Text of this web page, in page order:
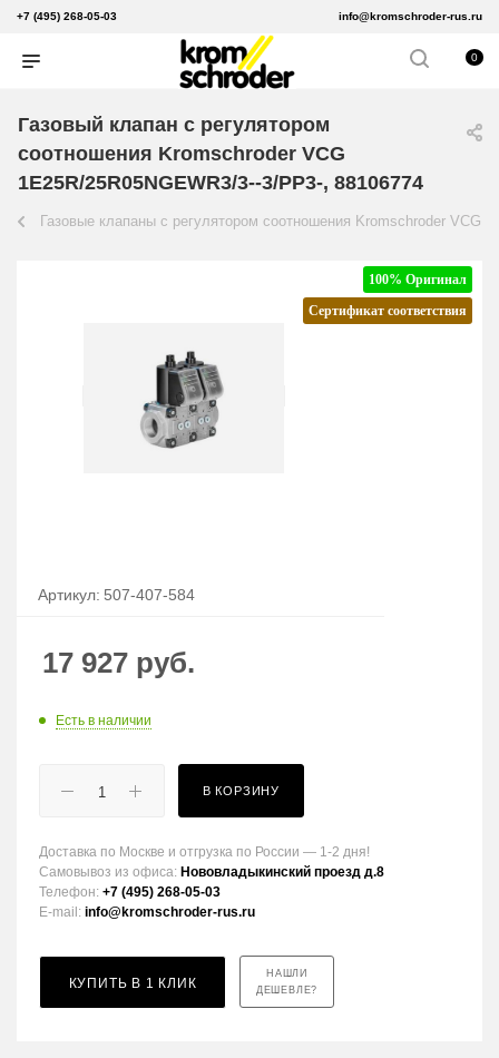
+7 (495) 268-05-03 info@kromschroder-rus.ru
0
Газовый клапан с регулятором
соотношения Kromschroder VCG
1E25R/25R05NGEWR3/3--3/PP3-, 88106774
Газовые клапаны с регулятором соотношения Kromschroder VCG
100% Оригинал
Сертификат соответствия
Артикул: 507-407-584
17 927 руб.
Есть в наличии
В КОРЗИНУ
Доставка по Москве и отгрузка по России — 1-2 дня!
Самовывоз из офиса: Нововладыкинский проезд д.8
Телефон: +7 (495) 268-05-03
E-mail: info@kromschroder-rus.ru
КУПИТЬ В 1 КЛИК
НАШЛИ
ДЕШЕВЛЕ?